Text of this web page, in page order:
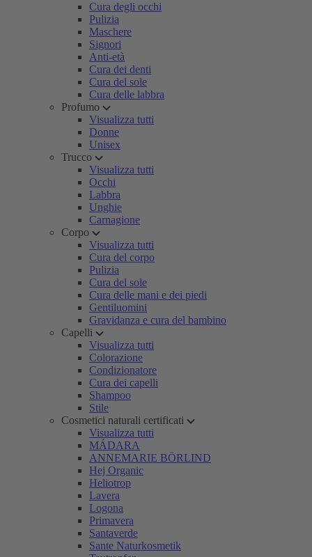
Cura degli occhi
Pulizia
Maschere
Signori
Anti-età
Cura dei denti
Cura del sole
Cura delle labbra
Profumo
Visualizza tutti
Donne
Unisex
Trucco
Visualizza tutti
Occhi
Labbra
Unghie
Carnagione
Corpo
Visualizza tutti
Cura del corpo
Pulizia
Cura del sole
Cura delle mani e dei piedi
Gentiluomini
Gravidanza e cura del bambino
Capelli
Visualizza tutti
Colorazione
Condizionatore
Cura dei capelli
Shampoo
Stile
Cosmetici naturali certificati
Visualizza tutti
MÁDARA
ANNEMARIE BÖRLIND
Hej Organic
Heliotrop
Lavera
Logona
Primavera
Santaverde
Sante Naturkosmetik